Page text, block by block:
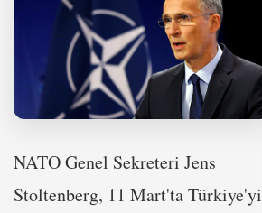
NATO Genel Sekreteri Jens
Stoltenberg, 11 Mart'ta Türkiye'yi